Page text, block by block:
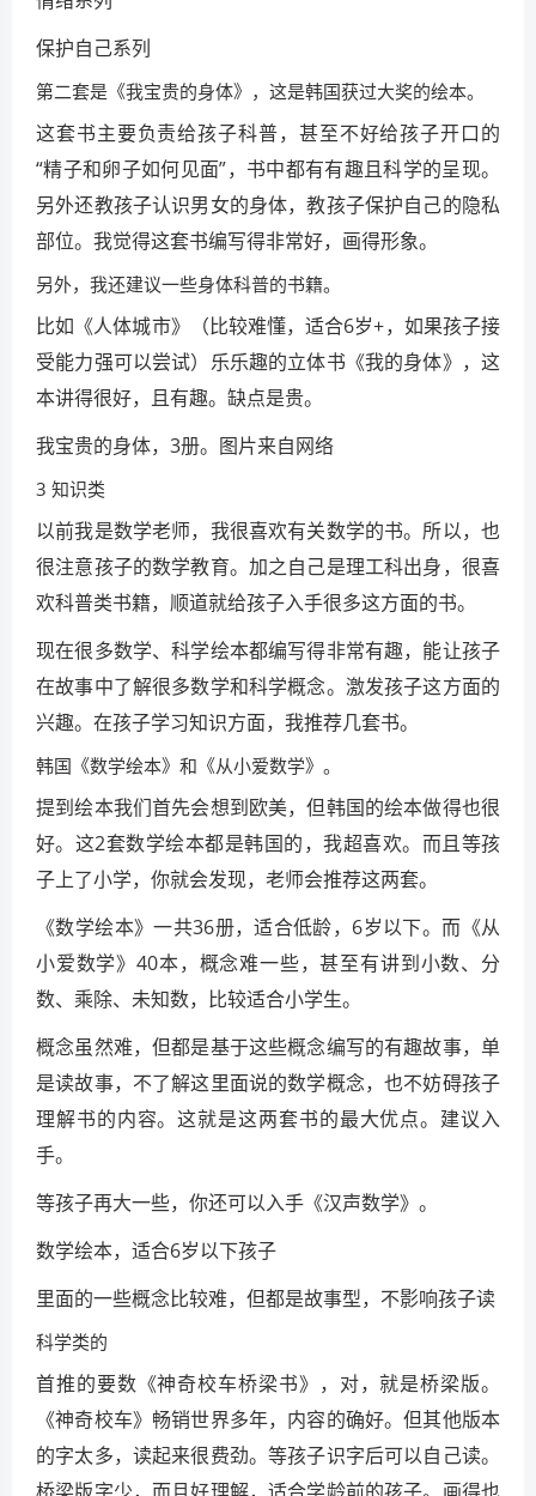
保护自己系列
第二套是《我宝贵的身体》，这是韩国获过大奖的绘本。
这套书主要负责给孩子科普，甚至不好给孩子开口的
“精子和卵子如何见面”，书中都有有趣且科学的呈现。
另外还教孩子认识男女的身体，教孩子保护自己的隐私
部位。我觉得这套书编写得非常好，画得形象。
另外，我还建议一些身体科普的书籍。
比如《人体城市》（比较难懂，适合6岁+，如果孩子接
受能力强可以尝试）乐乐趣的立体书《我的身体》，这
本讲得很好，且有趣。缺点是贵。
我宝贵的身体，3册。图片来自网络
3 知识类
以前我是数学老师，我很喜欢有关数学的书。所以，也
很注意孩子的数学教育。加之自己是理工科出身，很喜
欢科普类书籍，顺道就给孩子入手很多这方面的书。
现在很多数学、科学绘本都编写得非常有趣，能让孩子
在故事中了解很多数学和科学概念。激发孩子这方面的
兴趣。在孩子学习知识方面，我推荐几套书。
韩国《数学绘本》和《从小爱数学》。
提到绘本我们首先会想到欧美，但韩国的绘本做得也很
好。这2套数学绘本都是韩国的，我超喜欢。而且等孩
子上了小学，你就会发现，老师会推荐这两套。
《数学绘本》一共36册，适合低龄，6岁以下。而《从
小爱数学》40本，概念难一些，甚至有讲到小数、分
数、乘除、未知数，比较适合小学生。
概念虽然难，但都是基于这些概念编写的有趣故事，单
是读故事，不了解这里面说的数学概念，也不妨碍孩子
理解书的内容。这就是这两套书的最大优点。建议入
手。
等孩子再大一些，你还可以入手《汉声数学》。
数学绘本，适合6岁以下孩子
里面的一些概念比较难，但都是故事型，不影响孩子读
科学类的
首推的要数《神奇校车桥梁书》，对，就是桥梁版。
《神奇校车》畅销世界多年，内容的确好。但其他版本
的字太多，读起来很费劲。等孩子识字后可以自己读。